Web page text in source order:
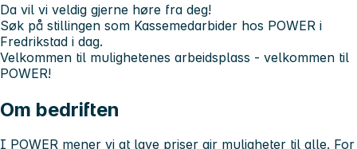
Da vil vi veldig gjerne høre fra deg!
Søk på stillingen som Kassemedarbider hos POWER i
Fredrikstad i dag.
Velkommen til mulighetenes arbeidsplass - velkommen til
POWER!
Om bedriften
I POWER mener vi at lave priser gir muligheter til alle. For